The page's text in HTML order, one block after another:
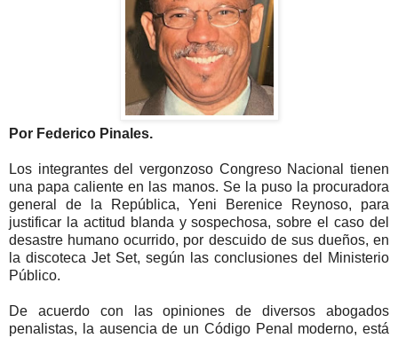
Por Federico Pinales.
Los integrantes del vergonzoso Congreso Nacional tienen
una papa caliente en las manos. Se la puso la procuradora
general de la República, Yeni Berenice Reynoso, para
justificar la actitud blanda y sospechosa, sobre el caso del
desastre humano ocurrido, por descuido de sus dueños, en
la discoteca Jet Set, según las conclusiones del Ministerio
Público.
De acuerdo con las opiniones de diversos abogados
penalistas, la ausencia de un Código Penal moderno, está